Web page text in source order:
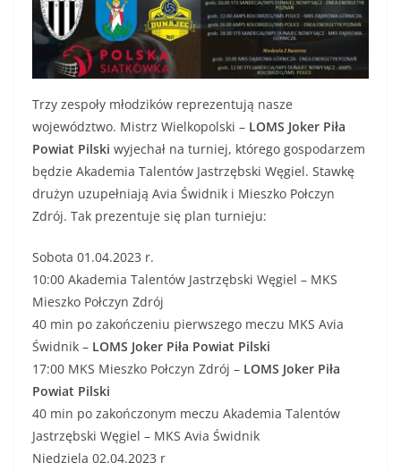
Trzy zespoły młodzików reprezentują nasze
województwo. Mistrz Wielkopolski – LOMS Joker Piła
Powiat Pilski wyjechał na turniej, którego gospodarzem
będzie Akademia Talentów Jastrzębski Węgiel. Stawkę
drużyn uzupełniają Avia Świdnik i Mieszko Połczyn
Zdrój. Tak prezentuje się plan turnieju:
Sobota 01.04.2023 r.
10:00 Akademia Talentów Jastrzębski Węgiel – MKS
Mieszko Połczyn Zdrój
40 min po zakończeniu pierwszego meczu MKS Avia
Świdnik – LOMS Joker Piła Powiat Pilski
17:00 MKS Mieszko Połczyn Zdrój – LOMS Joker Piła
Powiat Pilski
40 min po zakończonym meczu Akademia Talentów
Jastrzębski Węgiel – MKS Avia Świdnik
Niedziela 02.04.2023 r